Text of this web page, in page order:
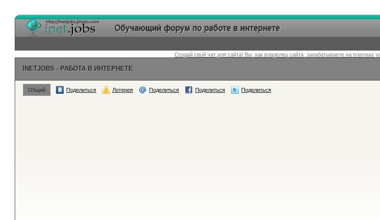
Создай свой чат для сайта! Вы, как владелец сайта, зарабатываете на платных